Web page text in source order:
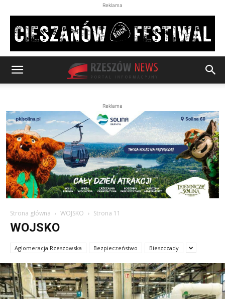
Reklama
Reklama
Strona główna WOJSKO Strona 11
WOJSKO
Aglomeracja Rzeszowska Bezpieczeństwo Bieszczady